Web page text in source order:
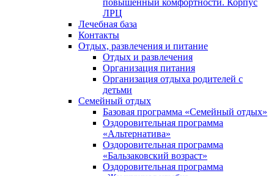
повышенный комфортности. Корпус
ЛРЦ
Лечебная база
Контакты
Отдых, развлечения и питание
Отдых и развлечения
Организация питания
Организация отдыха родителей с
детьми
Семейный отдых
Базовая программа «Семейный отдых»
Оздоровительная программа
«Альтернатива»
Оздоровительная программа
«Бальзаковский возраст»
Оздоровительная программа